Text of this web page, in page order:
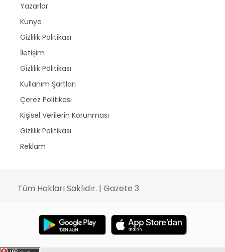
Yazarlar
Künye
Gizlilik Politikası
İletişim
Gizlilik Politikası
Kullanım Şartları
Çerez Politikası
Kişisel Verilerin Korunması
Gizlilik Politikası
Reklam
Tüm Hakları Saklıdır. | Gazete 3